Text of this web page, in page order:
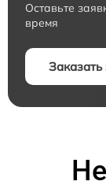
Оставьте
время
Заказать